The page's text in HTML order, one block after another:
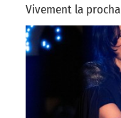
Vivement la